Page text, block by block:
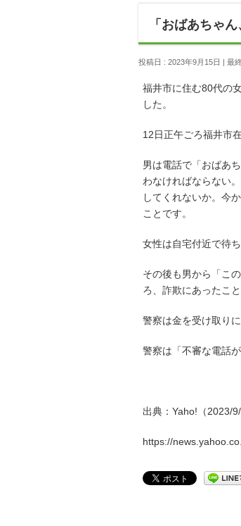
「おばあちゃ
投稿日 : 2023年9月15日 最
福井市に住む80代の
した。
12日正午ごろ福井市
男は電話で「おばあ
わなければならない
してくれないか。今
ことです。
女性は自宅付近で待
その後も男から「こ
ろ、詐欺にあったこ
警察は金を受け取り
警察は「不審な電話
出典：Yaho!（2023/
https://